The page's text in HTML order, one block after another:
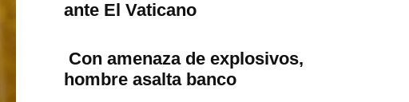
ante El Vaticano
Con amenaza de explosivos,
hombre asalta banco